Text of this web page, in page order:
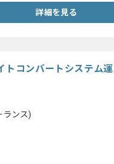
詳細を見る
トコンバートシステム
ランス)